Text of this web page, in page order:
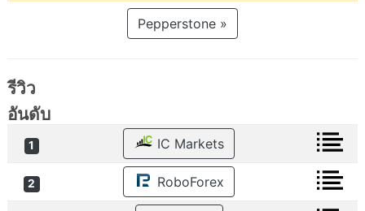
Pepperstone »
รีวิว
อันดับ
1 IC Markets
2 RoboForex